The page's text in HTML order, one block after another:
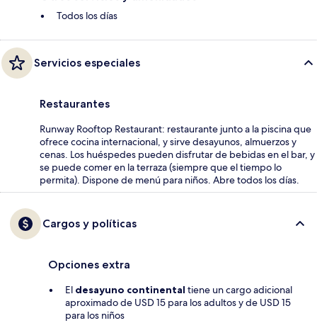
Todos los días
Servicios especiales
Restaurantes
Runway Rooftop Restaurant: restaurante junto a la piscina que
ofrece cocina internacional, y sirve desayunos, almuerzos y
cenas. Los huéspedes pueden disfrutar de bebidas en el bar, y
se puede comer en la terraza (siempre que el tiempo lo
permita). Dispone de menú para niños. Abre todos los días.
Cargos y políticas
Opciones extra
El desayuno continental tiene un cargo adicional
aproximado de USD 15 para los adultos y de USD 15
para los niños